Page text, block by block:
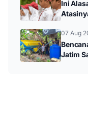
Ini
07 Aug
Jatim